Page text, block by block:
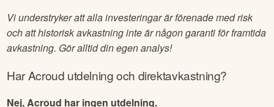
Vi understryker att alla investeringar är förenade med risk
och att historisk avkastning inte är någon garanti för framtida
avkastning. Gör alltid din egen analys!
HarAcroud utdelning och direktavkastning?
Nej, Acroud har ingen utdelning.